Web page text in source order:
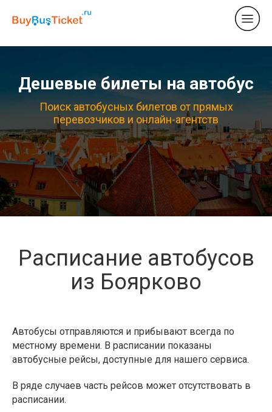
Дешевые билеты на автобус
Поиск автобусных билетов от прямых
перевозчиков и онлайн-агентств
Расписание автобусов
из Боярково
Автобусы отправляются и прибывают всегда по
местному времени. В расписании показаны
автобусные рейсы, доступные для нашего сервиса.
В ряде случаев часть рейсов может отсутствовать в
расписании.